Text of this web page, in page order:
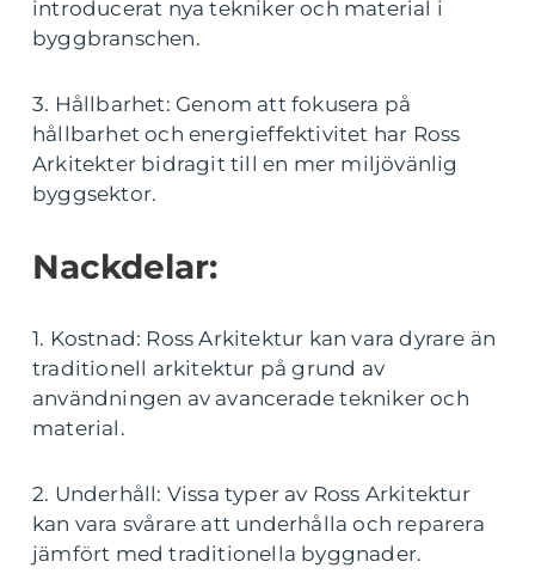
introducerat nya tekniker och material i
byggbranschen.
3. Hållbarhet: Genom att fokusera på
hållbarhet och energieffektivitet har Ross
Arkitekter bidragit till en mer miljövänlig
byggsektor.
Nackdelar:
1. Kostnad: Ross Arkitektur kan vara dyrare än
traditionell arkitektur på grund av
användningen av avancerade tekniker och
material.
2. Underhåll: Vissa typer av Ross Arkitektur
kan vara svårare att underhålla och reparera
jämfört med traditionella byggnader.